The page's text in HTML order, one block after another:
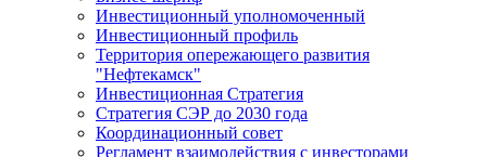
Инвестиционный уполномоченный
Инвестиционный профиль
Территория опережающего развития
"Нефтекамск"
Инвестиционная Стратегия
Стратегия СЭР до 2030 года
Координационный совет
Регламент взаимодействия с инвесторами